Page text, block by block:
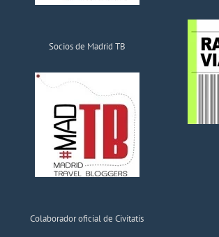
Socios de Madrid TB
Colaborador oficial de Civitatis